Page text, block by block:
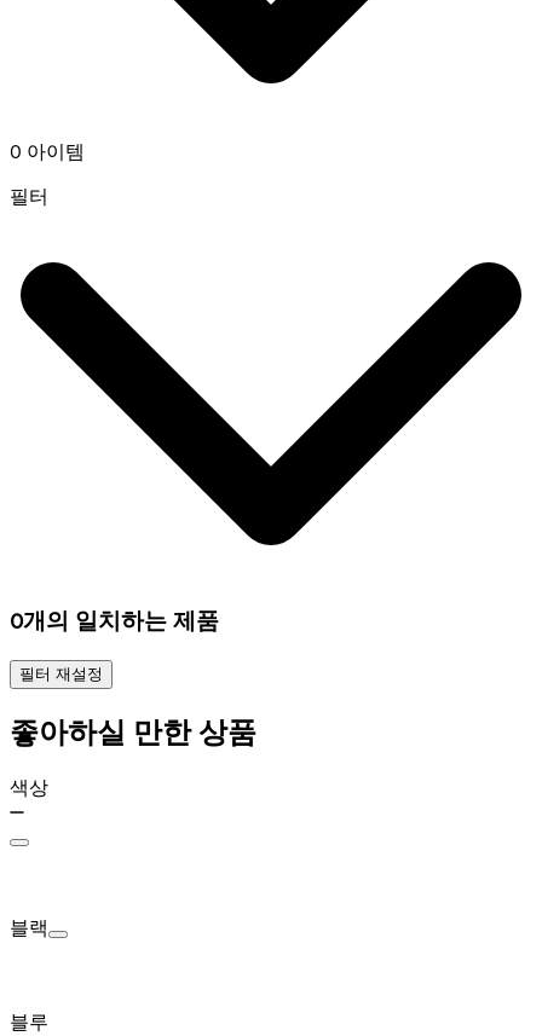
0 아이템
필터
0개의 일치하는 제품
필터 재설정
좋아하실 만한 상품
색상
블랙
블루